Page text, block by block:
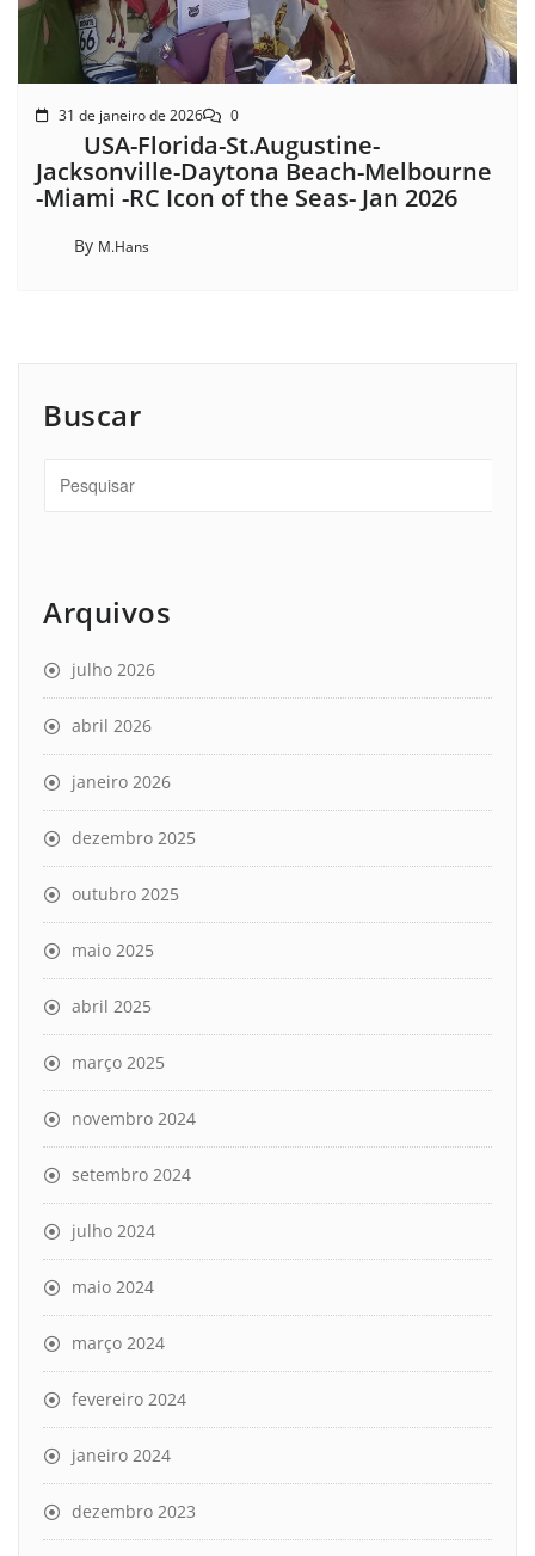
31 de janeiro de 2026 0
USA-Florida-St.Augustine-
Jacksonville-Daytona Beach-Melbourne
-Miami -RC Icon of the Seas- Jan 2026
By M.Hans
Buscar
Arquivos
julho 2026
abril 2026
janeiro 2026
dezembro 2025
outubro 2025
maio 2025
abril 2025
março 2025
novembro 2024
setembro 2024
julho 2024
maio 2024
março 2024
fevereiro 2024
janeiro 2024
dezembro 2023